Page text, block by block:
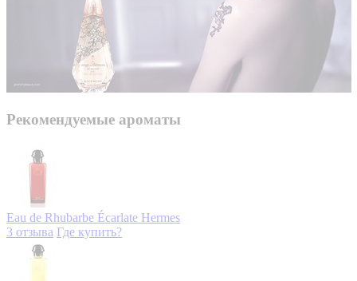
Рекомендуемые ароматы
Eau de Rhubarbe Écarlate Hermes
3 отзыва Где купить?